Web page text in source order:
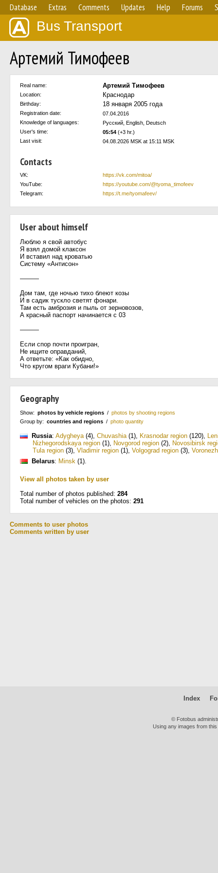
Database Extras Comments Updates Help Forums
Bus Transport
Артемий Тимофеев
Real name: Артемий Тимофеев
Location: Краснодар
Birthday: 18 января 2005 года
Registration date:
07.04.2016
Knowledge of languages:
Русский, English, Deutsch
User's time:
05:54 (+3 hr.)
Last visit:
04.08.2026 MSK at 15:11 MSK
Contacts
VK:
https://vk.com/mitoa/
YouTube:
https://youtube.com/@tyoma_timofeev
Telegram:
https://t.me/tyomafeev/
User about himself
Люблю я свой автобус
Я взял домой клаксон
И вставил над кроватью
Систему «Антисон»
———
Дом там, где ночью тихо блеют козы
И в садик тускло светят фонари.
Там есть амброзия и пыль от зерновозов,
А красный паспорт начинается с 03
———
Если спор почти проигран,
Не ищите оправданий,
А ответьте: «Как обидно,
Что кругом враги Кубани!»
Geography
Show: photos by vehicle regions / photos by shooting regions
Group by: countries and regions / photo quantity
Russia: Adygheya(4), Chuvashia(1), Krasnodar region (120),
Nizhegorodskaya region (1), Novgorod region (2), Novosibirsk
Tula region (3), Vladimir region (1), Volgograd region (3),
Belarus: Minsk (1).
View all photos taken by user
Total number of photos published: 284
Total number of vehicles on the photos: 291
Comments to user photos
Comments written by user
Index
© Fotobus
Using any images from